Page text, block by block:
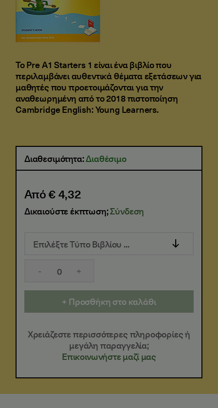
Το Pre A1 Starters 1 είναι ένα βιβλίο που
περιλαμβάνει αυθεντικά θέματα εξετάσεων για
μαθητές που προετοιμάζονται για την
αναθεωρημένη από το 2018 πιστοποίηση
Cambridge English: Young Learners.
Διαθεσιμότητα:Διαθέσιμο
Από € 4,32
Δικαιούστε έκπτωση;Σύνδεση
Επιλέξτε Τύπο Βιβλίου ...
+
-
Προσθήκη στο καλάθι
Χρειάζεστε περισσότερες πληροφορίες ή
μεγάλη παραγγελία;
Επικοινωνήστε μαζί μας